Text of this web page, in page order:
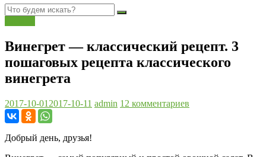
Винегрет — классический рецепт. 3
пошаговых рецепта классического
винегрета
2017-10-01 2017-10-11 admin 12 комментариев
Добрый день, друзья!